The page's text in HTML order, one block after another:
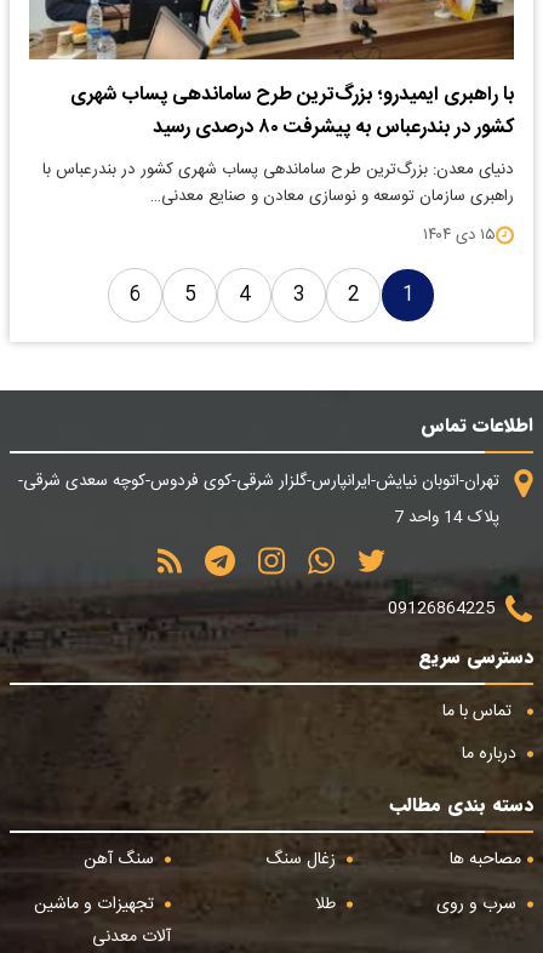
با راهبری ایمیدرو؛ بزرگ‌ترین طرح ساماندهی پساب شهری
کشور در بندرعباس به پیشرفت ۸۰ درصدی رسید
دنیای معدن: بزرگ‌ترین طرح ساماندهی پساب شهری کشور در بندرعباس با
راهبری سازمان توسعه و نوسازی معادن و صنایع معدنی…
۱۵ دی ۱۴۰۴
1
2
3
4
5
6
اطلاعات تماس
تهران-اتوبان نیایش-ایرانپارس-گلزار شرقی-کوی فردوس-کوچه سعدی شرقی-
پلاک 14 واحد 7
09126864225
دسترسی سریع
تماس با ما
درباره ما
دسته بندی مطالب
مصاحبه ها
زغال سنگ
سنگ آهن
سرب و روی
طلا
تجهیزات و ماشین
آلات معدنی